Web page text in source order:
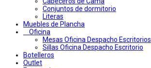
Conjuntos de dormitorio
Literas
Muebles de Plancha
Oficina
Mesas Oficina Despacho Escritorios
Sillas Oficina Despacho Escritorio
Botelleros
Outlet